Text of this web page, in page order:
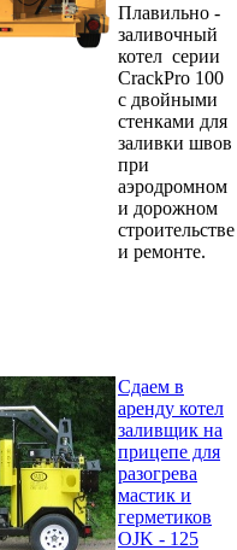
Плавильно -
заливочный
котел серии
CrackPro 100
с двойными
стенками для
заливки швов
при
аэродромном
и дорожном
строительстве
и ремонте.
Сдаем в
аренду котел
заливщик на
прицепе для
разогрева
мастик и
герметиков
OJK - 125